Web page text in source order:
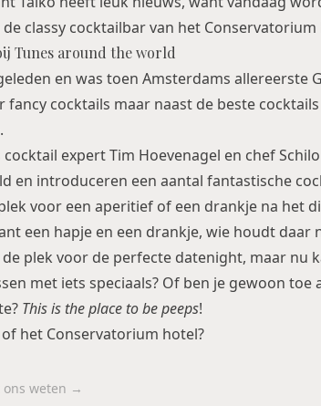
classy cocktailbar van het Conservatorium
Tunes around the world
en was toen Amsterdams allereerste
fancy cocktails maar naast de beste
expert Tim Hoevenagel en chef
en introduceren een aantal fantastische
voor een aperitief of een drankje na het
een hapje en een drankje, wie houdt daar
plek voor de perfecte datenight, maar nu
met iets speciaals? Of ben je gewoon
This is the place to be peeps!
het Conservatorium hotel?
ons weten →